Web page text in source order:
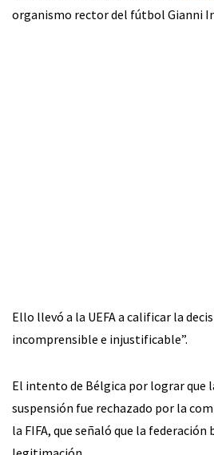
organismo rector del fútbol Gianni
Ello llevó a la UEFA a calificar la
incomprensible e injustificable”.
El intento de Bélgica por lograr que
suspensión fue rechazado por la
la FIFA, que señaló que la federación